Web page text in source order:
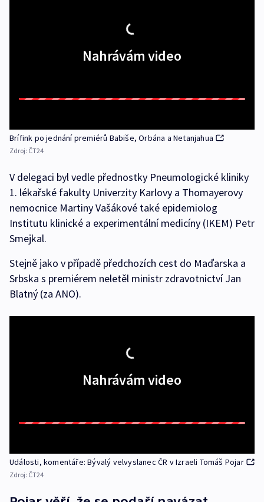
Nahrávám video
Brífink po jednání premiérů Babiše, Orbána a Netanjahua
Zdroj: ČT24
V delegaci byl vedle přednostky Pneumologické kliniky
1. lékařské fakulty Univerzity Karlovy a Thomayerovy
nemocnice Martiny Vašákové také epidemiolog
Institutu klinické a experimentální medicíny (IKEM) Petr
Smejkal.
Stejně jako v případě předchozích cest do Maďarska a
Srbska s premiérem neletěl ministr zdravotnictví Jan
Blatný (za ANO).
Nahrávám video
Události, komentáře: Bývalý velvyslanec ČR v Izraeli Tomáš Pojar
Zdroj: ČT24